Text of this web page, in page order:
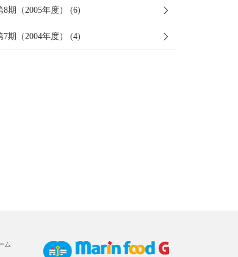
8期（2005年度） (6)
7期（2004年度） (4)
ム